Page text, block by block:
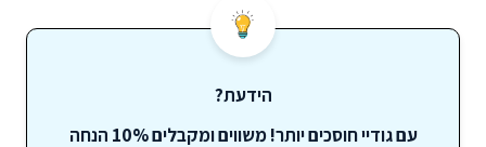
הידעת?
עם גודיי חוסכים יותר! משווים ומקבלים 10% הנחה